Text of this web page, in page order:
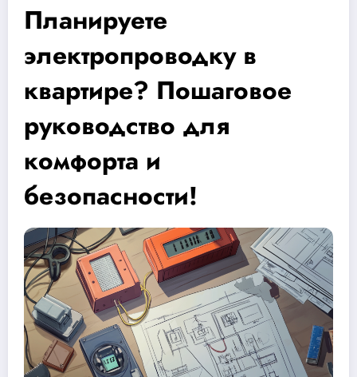
Планируете
электропроводку в
квартире? Пошаговое
руководство для
комфорта и
безопасности!